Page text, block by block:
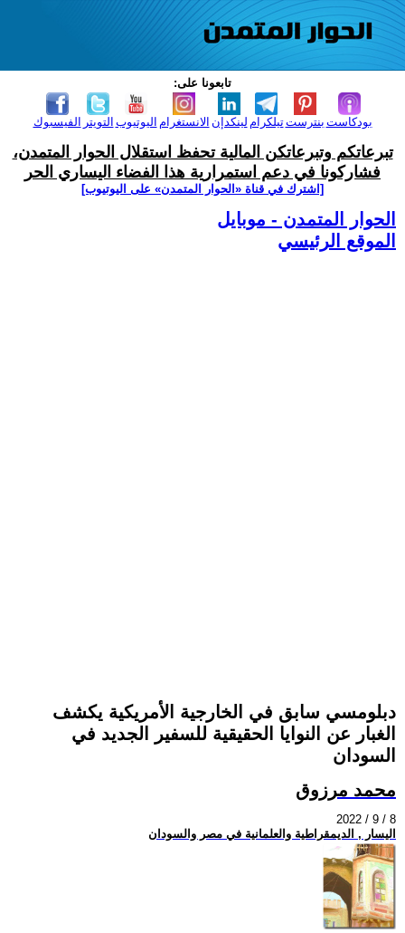
تابعونا على:
الفيسبوك التويتر اليوتيوب الانستغرام لينكدإن تيلكرامبنترست بودكاست
تبرعاتكم وتبرعاتكن المالية تحفظ استقلال الحوار المتمدن،
فشاركونا في دعم استمرارية هذا الفضاء اليساري الحر
[اشترك في قناة ‫«الحوار المتمدن» على اليوتيوب]
الحوار المتمدن - موبايل
الموقع الرئيسي
دبلومسي سابق في الخارجية الأمريكية يكشف
الغبار عن النوايا الحقيقية للسفير الجديد في
السودان
محمد مرزوق
2022 / 9 / 8
اليسار , الديمقراطية والعلمانية في مصر والسودان